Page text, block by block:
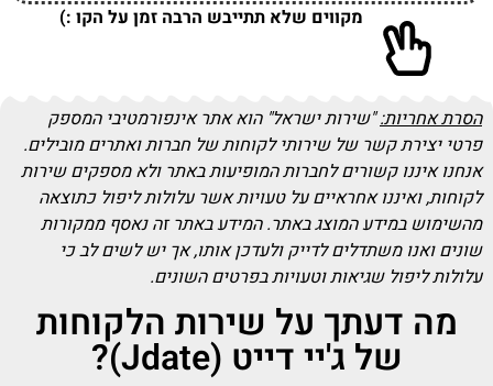
מקווים שלא תתייבש הרבה זמן על הקו :)
הסרת אחריות:"שירות ישראל" הוא אתר אינפורמטיבי המספק
פרטי יצירת קשר של שירותי לקוחות של חברות ואתרים מובילים.
אנחנו איננו קשורים לחברות המופיעות באתר ולא מספקים שירות
לקוחות, ואיננו אחראיים על טעויות אשר עלולות ליפול כתוצאה
מהשימוש במידע המוצג באתר. המידע באתר זה נאסף ממקורות
שונים ואנו משתדלים לדייק ולעדכן אותו, אך יש לשים לב כי
עלולות ליפול שגיאות וטעויות בפרטים השונים.
מה דעתך על שירות הלקוחות
של ג'יי דייט (Jdate)?